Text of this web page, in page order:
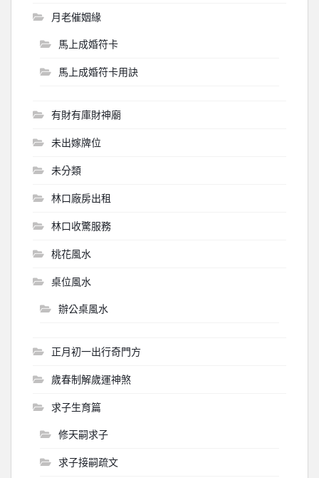
月老催姻緣
馬上成婚符卡
馬上成婚符卡用訣
有財有庫財神廟
未出嫁牌位
未分類
林口廠房出租
林口收驚服務
桃花風水
桌位風水
辦公桌風水
正月初一出行奇門方
歲春制解歲運神煞
求子生育篇
修天嗣求子
求子接嗣疏文